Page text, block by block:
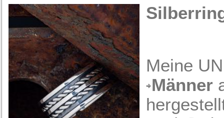
Meine
Männer